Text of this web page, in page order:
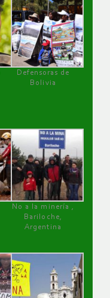
Defensoras de
Bolivia
No a la minería ,
Bariloche,
Argentina